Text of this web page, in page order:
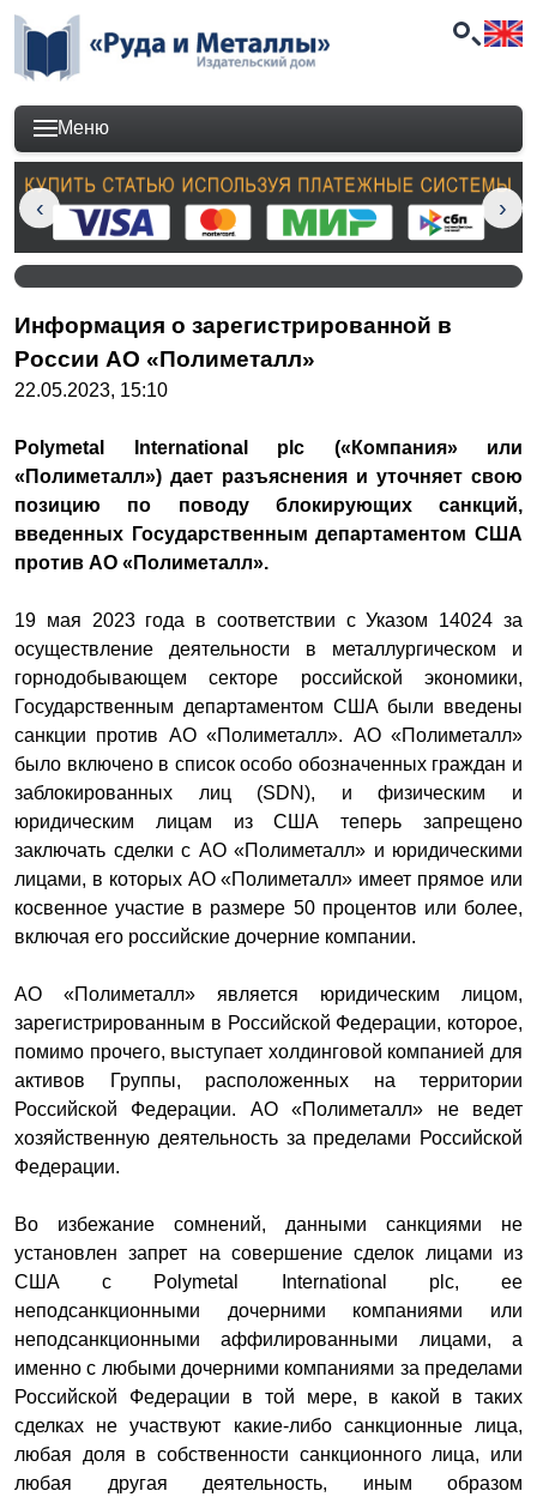
Меню
Информация о зарегистрированной в
России АО «Полиметалл»
22.05.2023, 15:10
Polymetal International plc («Компания» или
«Полиметалл») дает разъяснения и уточняет свою
позицию по поводу блокирующих санкций,
введенных Государственным департаментом США
против АО «Полиметалл».
19 мая 2023 года в соответствии с Указом 14024 за
осуществление деятельности в металлургическом и
горнодобывающем секторе российской экономики,
Государственным департаментом США были введены
санкции против АО «Полиметалл». АО «Полиметалл»
было включено в список особо обозначенных граждан и
заблокированных лиц (SDN), и физическим и
юридическим лицам из США теперь запрещено
заключать сделки с АО «Полиметалл» и юридическими
лицами, в которых АО «Полиметалл» имеет прямое или
косвенное участие в размере 50 процентов или более,
включая его российские дочерние компании.
АО «Полиметалл» является юридическим лицом,
зарегистрированным в Российской Федерации, которое,
помимо прочего, выступает холдинговой компанией для
активов Группы, расположенных на территории
Российской Федерации. АО «Полиметалл» не ведет
хозяйственную деятельность за пределами Российской
Федерации.
Во избежание сомнений, данными санкциями не
установлен запрет на совершение сделок лицами из
США с Polymetal International plc, ее
неподсанкционными дочерними компаниями или
неподсанкционными аффилированными лицами, а
именно с любыми дочерними компаниями за пределами
Российской Федерации в той мере, в какой в таких
сделках не участвуют какие-либо санкционные лица,
любая доля в собственности санкционного лица, или
любая другая деятельность, иным образом